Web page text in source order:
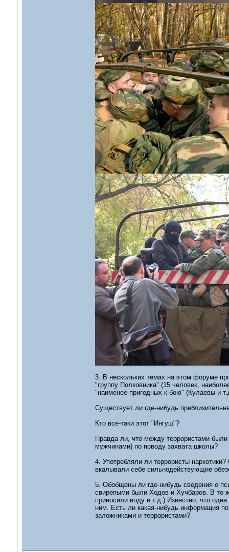
3. В нескольких темах на этом форуме
"группу Полковника" (15 человек,
"наименее пригодных к бою" (Кулаевы и
Существует ли где-нибудь
Кто все-таки этот "Ингуш"?
Правда ли, что между террористами
мужчинами) по поводу захвата школы?
4. Употребляли ли террористы
вкалывали себе сильнодействующие
5. Обобщены ли где-нибудь сведения о
свирепыми были Ходов и Хучбаров. В то
приносили воду и т.д.) Известно, что
ним. Есть ли какая-нибудь информация
заложниками и террористами?